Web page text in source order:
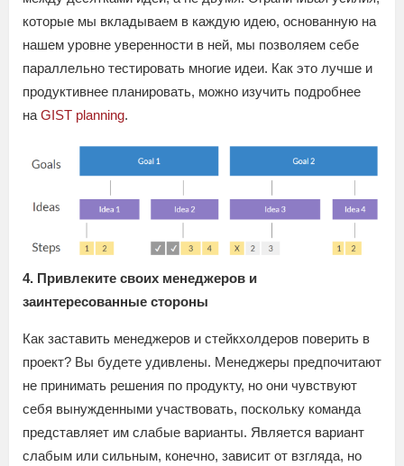
которые мы вкладываем в каждую идею, основанную на
нашем уровне уверенности в ней, мы позволяем себе
параллельно тестировать многие идеи. Как это лучше и
продуктивнее планировать, можно изучить подробнее
на GIST planning.
4. Привлеките своих менеджеров и
заинтересованные стороны
Как заставить менеджеров и стейкхолдеров поверить в
проект? Вы будете удивлены. Менеджеры предпочитают
не принимать решения по продукту, но они чувствуют
себя вынужденными участвовать, поскольку команда
представляет им слабые варианты. Является вариант
слабым или сильным, конечно, зависит от взгляда, но